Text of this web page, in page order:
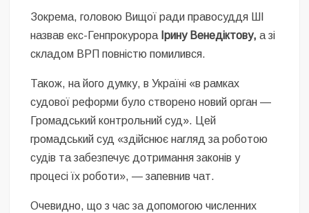
Зокрема, головою Вищої ради правосуддя ШІ
назвав екс-Генпрокурора Ірину Венедіктову, а зі
складом ВРП повністю помилився.
Також, на його думку, в Україні «в рамках
судової реформи було створено новий орган —
Громадський контрольний суд». Цей
громадський суд «здійснює нагляд за роботою
судів та забезпечує дотримання законів у
процесі їх роботи», — запевнив чат.
Очевидно, що з час за допомогою численних